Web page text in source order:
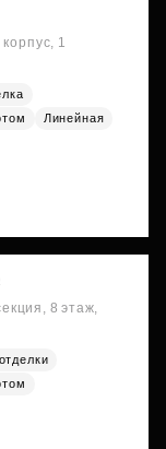
1
Линейная
8 этаж,